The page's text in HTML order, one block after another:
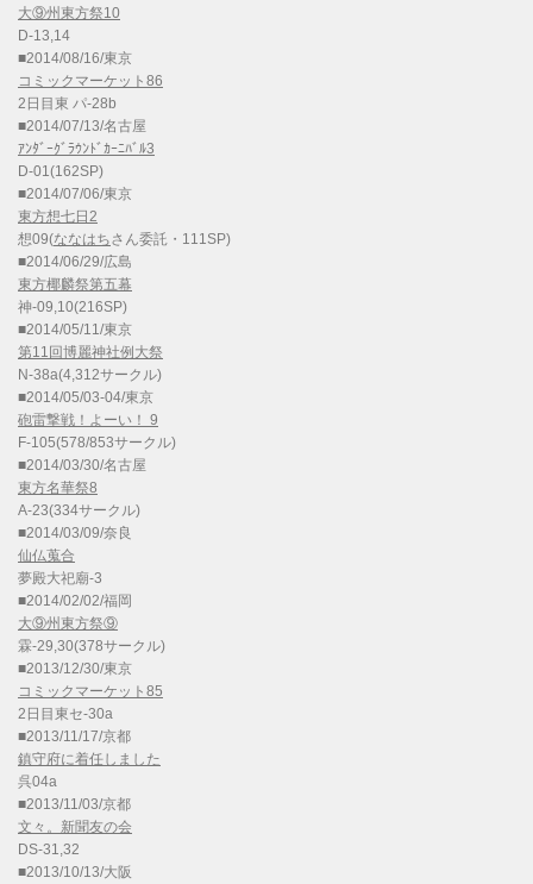
大⑨州東方祭10
D-13,14
■2014/08/16/東京
コミックマーケット86
2日目東 パ-28b
■2014/07/13/名古屋
ｱﾝﾀﾞｰｸﾞﾗｳﾝﾄﾞｶｰﾆﾊﾞﾙ3
D-01(162SP)
■2014/07/06/東京
東方想七日2
想09(ななはちさん委託・111SP)
■2014/06/29/広島
東方椰麟祭第五幕
神-09,10(216SP)
■2014/05/11/東京
第11回博麗神社例大祭
N-38a(4,312サークル)
■2014/05/03-04/東京
砲雷撃戦！よーい！ 9
F-105(578/853サークル)
■2014/03/30/名古屋
東方名華祭8
A-23(334サークル)
■2014/03/09/奈良
仙仏蒐合
夢殿大祀廟-3
■2014/02/02/福岡
大⑨州東方祭⑨
霖-29,30(378サークル)
■2013/12/30/東京
コミックマーケット85
2日目東セ-30a
■2013/11/17/京都
鎮守府に着任しました
呉04a
■2013/11/03/京都
文々。新聞友の会
DS-31,32
■2013/10/13/大阪